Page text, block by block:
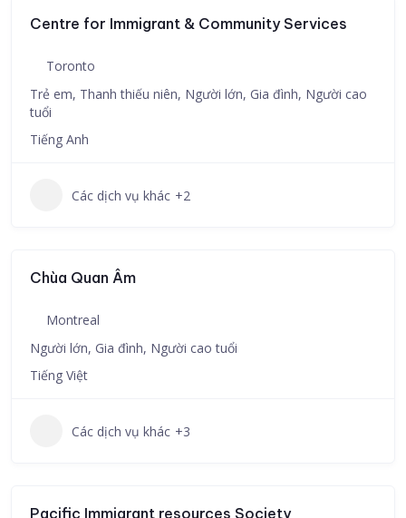
Centre for Immigrant & Community Services
Toronto
Trẻ em, Thanh thiếu niên, Người lớn, Gia đình, Người cao
tuổi
Tiếng Anh
Các dịch vụ khác +2
Chùa Quan Âm
Montreal
Người lớn, Gia đình, Người cao tuổi
Tiếng Việt
Các dịch vụ khác +3
Pacific Immigrant resources Society